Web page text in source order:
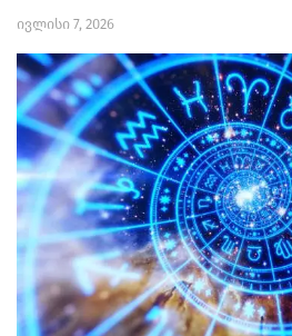
ივლისი 7, 2026